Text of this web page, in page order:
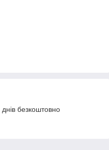
безкоштовно